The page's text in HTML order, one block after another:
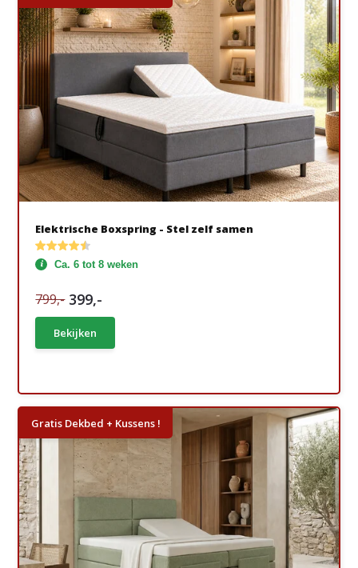
Elektrische Boxspring - Stel zelf samen
Ca. 6 tot 8 weken
799,- 399,-
Bekijken
Gratis Dekbed + Kussens !